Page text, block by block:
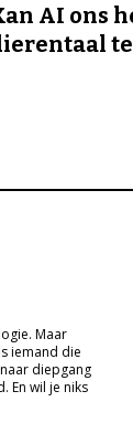
AI ons
Maar
iemand die
diepgang
En wil je niks